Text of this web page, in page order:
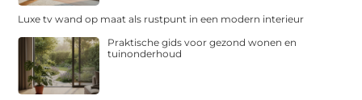
Luxe tv wand op maat als rustpunt in een modern interieur
Praktische gids voor gezond wonen en
tuinonderhoud